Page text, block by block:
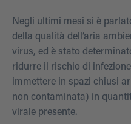
Negli ultimi mesi si è
della qualità dell’aria
virus, ed è stato
ridurre il rischio di
immettere in spazi chiusi
non contaminata) in
virale presente.